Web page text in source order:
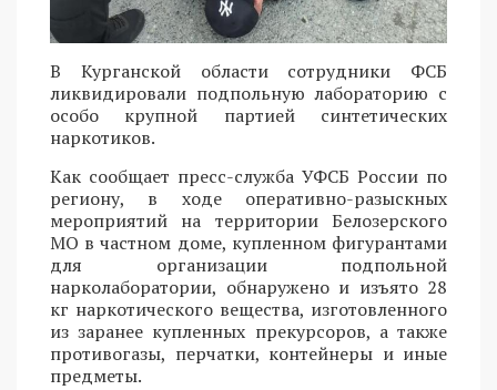
В Курганской области сотрудники ФСБ
ликвидировали подпольную лабораторию с
особо крупной партией синтетических
наркотиков.
Как сообщает пресс-служба УФСБ России по
региону, в ходе оперативно-разыскных
мероприятий на территории Белозерского
МО в частном доме, купленном фигурантами
для организации подпольной
нарколаборатории, обнаружено и изъято 28
кг наркотического вещества, изготовленного
из заранее купленных прекурсоров, а также
противогазы, перчатки, контейнеры и иные
предметы.